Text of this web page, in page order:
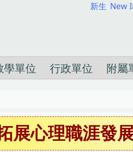
新生 New
學單位 行政單位 附屬
展心理職涯發